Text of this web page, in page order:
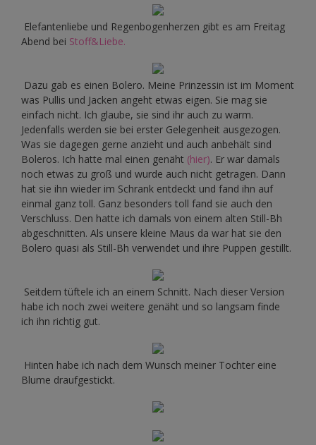
Elefantenliebe und Regenbogenherzen gibt es am Freitag
Abend bei Stoff&Liebe.
Dazu gab es einen Bolero. Meine Prinzessin ist im Moment
was Pullis und Jacken angeht etwas eigen. Sie mag sie
einfach nicht. Ich glaube, sie sind ihr auch zu warm.
Jedenfalls werden sie bei erster Gelegenheit ausgezogen.
Was sie dagegen gerne anzieht und auch anbehält sind
Boleros. Ich hatte mal einen genäht (hier). Er war damals
noch etwas zu groß und wurde auch nicht getragen. Dann
hat sie ihn wieder im Schrank entdeckt und fand ihn auf
einmal ganz toll. Ganz besonders toll fand sie auch den
Verschluss. Den hatte ich damals von einem alten Still-Bh
abgeschnitten. Als unsere kleine Maus da war hat sie den
Bolero quasi als Still-Bh verwendet und ihre Puppen gestillt.
Seitdem tüftele ich an einem Schnitt. Nach dieser Version
habe ich noch zwei weitere genäht und so langsam finde
ich ihn richtig gut.
Hinten habe ich nach dem Wunsch meiner Tochter eine
Blume draufgestickt.